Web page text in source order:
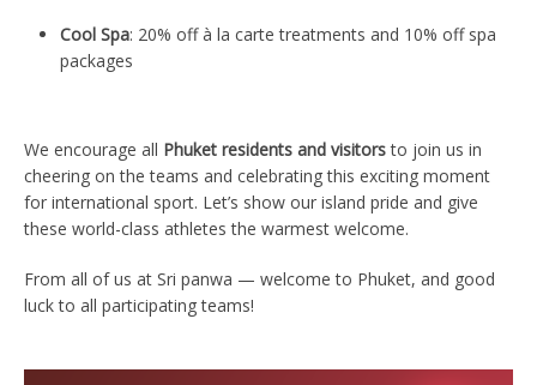
Cool Spa: 20% off à la carte treatments and 10% off spa
packages
We encourage all Phuket residents and visitorsto join us in
cheering on the teams and celebrating this exciting moment
for international sport. Let’s show our island pride and give
these world-class athletes the warmest welcome.
From all of us at Sri panwa — welcome to Phuket, and good
luck to all participating teams!